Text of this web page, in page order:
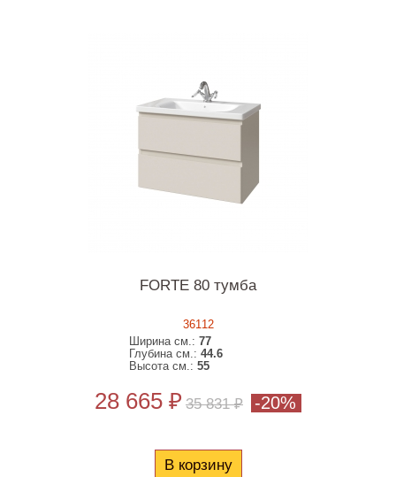
FORTE 80 тумба
36112
Ширина см.:77
Глубина см.:44.6
Высота см.:55
28 665 ₽ 35 831 ₽ -20%
В корзину